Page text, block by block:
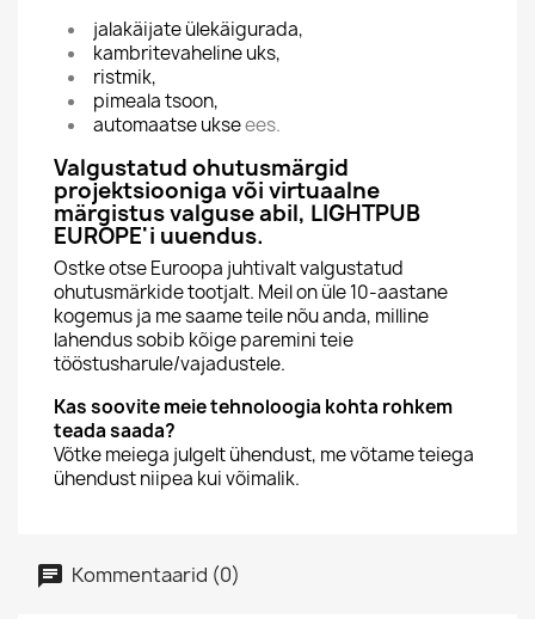
jalakäijate ülekäigurada,
kambritevaheline uks,
ristmik,
pimeala tsoon,
automaatse ukseees.
Valgustatud ohutusmärgid
projektsiooniga või virtuaalne
märgistus valguse abil, LIGHTPUB
EUROPE'i uuendus.
Ostke otse Euroopa juhtivalt valgustatud
ohutusmärkide tootjalt. Meil on üle 10-aastane
kogemus ja me saame teile nõu anda, milline
lahendus sobib kõige paremini teie
tööstusharule/vajadustele.
Kas soovite meie tehnoloogia kohta rohkem
teada saada?
Võtke meiega julgelt ühendust, me võtame teiega
ühendust niipea kui võimalik.
Kommentaarid (0)